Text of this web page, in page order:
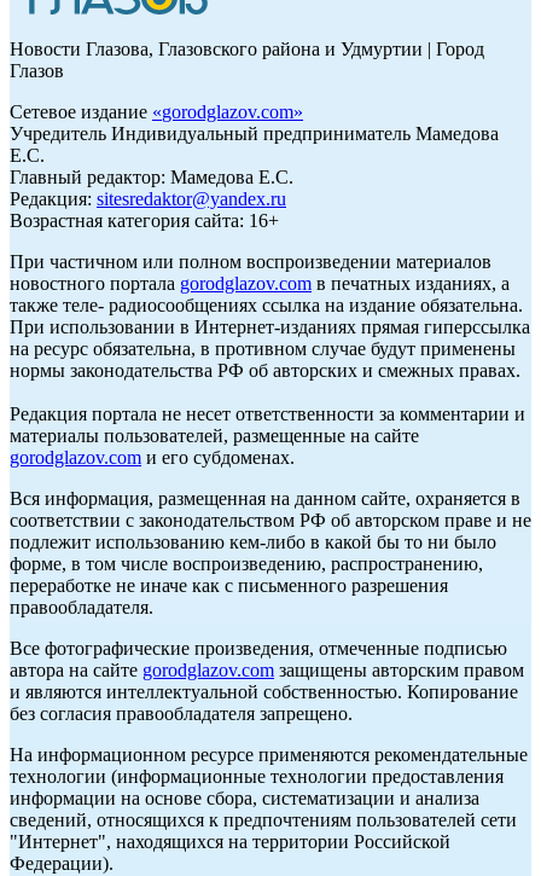
Новости Глазова, Глазовского района и Удмуртии | Город
Глазов
Сетевое издание «gorodglazov.com»
Учредитель Индивидуальный предприниматель Мамедова
Е.С.
Главный редактор: Мамедова Е.С.
Редакция: sitesredaktor@yandex.ru
Возрастная категория сайта: 16+
При частичном или полном воспроизведении материалов
новостного портала gorodglazov.com в печатных изданиях, а
также теле- радиосообщениях ссылка на издание обязательна.
При использовании в Интернет-изданиях прямая гиперссылка
на ресурс обязательна, в противном случае будут применены
нормы законодательства РФ об авторских и смежных правах.
Редакция портала не несет ответственности за комментарии и
материалы пользователей, размещенные на сайте
gorodglazov.com и его субдоменах.
Вся информация, размещенная на данном сайте, охраняется в
соответствии с законодательством РФ об авторском праве и не
подлежит использованию кем-либо в какой бы то ни было
форме, в том числе воспроизведению, распространению,
переработке не иначе как с письменного разрешения
правообладателя.
Все фотографические произведения, отмеченные подписью
автора на сайте gorodglazov.com защищены авторским правом
и являются интеллектуальной собственностью. Копирование
без согласия правообладателя запрещено.
На информационном ресурсе применяются рекомендательные
технологии (информационные технологии предоставления
информации на основе сбора, систематизации и анализа
сведений, относящихся к предпочтениям пользователей сети
"Интернет", находящихся на территории Российской
Федерации).